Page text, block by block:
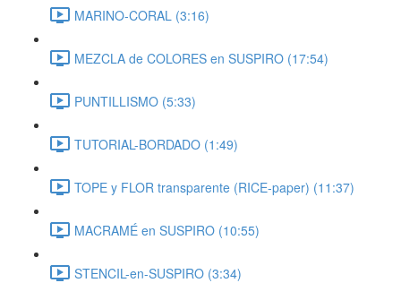
MARINO-CORAL (3:16)
MEZCLA de COLORES en SUSPIRO (17:54)
PUNTILLISMO (5:33)
TUTORIAL-BORDADO (1:49)
TOPE y FLOR transparente (RICE-paper) (11:37)
MACRAMÉ en SUSPIRO (10:55)
STENCIL-en-SUSPIRO (3:34)